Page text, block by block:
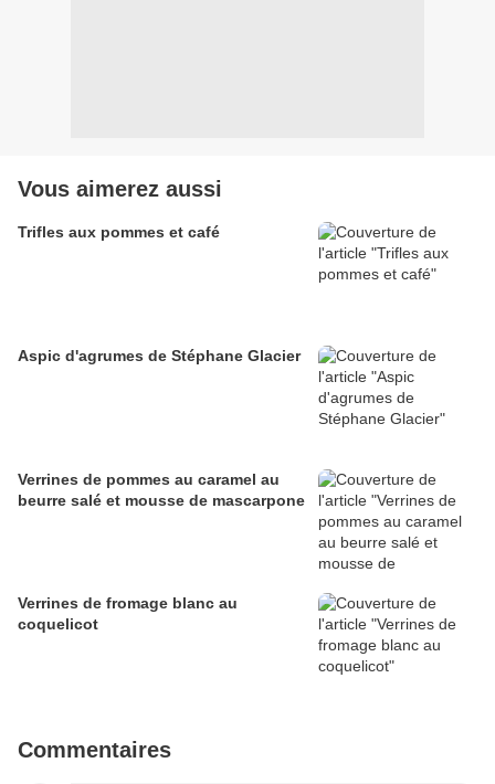
Vous aimerez aussi
Trifles aux pommes et café
Aspic d'agrumes de Stéphane Glacier
Verrines de pommes au caramel au
beurre salé et mousse de mascarpone
Verrines de fromage blanc au
coquelicot
Commentaires